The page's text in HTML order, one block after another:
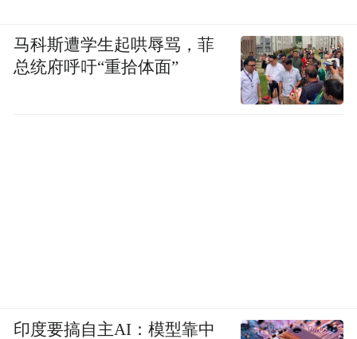
马科斯遭学生起哄辱骂，菲
总统府呼吁“重拾体面”
印度要搞自主AI：模型靠中